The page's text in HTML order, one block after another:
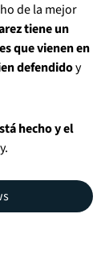
de la mejor
tiene un
que vienen en
defendidoy
hecho y el